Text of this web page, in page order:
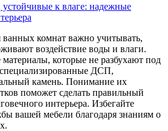
к влаге: надежные
комнат важно учитывать,
воздействие воды и влаги.
которые не разбухают под
ДСП,
камень. Понимание их
поможет сделать правильный
интерьера. Избегайте
вашей мебели благодаря знаниям о